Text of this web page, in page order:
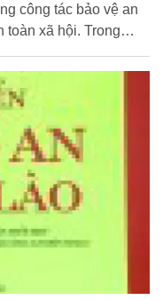
công tác bảo vệ an
toàn xã hội. Trong
xây dựng nền kinh
thì công cuộc
với nhiều nguy cơ